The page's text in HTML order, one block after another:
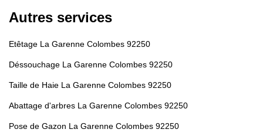
Autres services
Etêtage La Garenne Colombes 92250
Déssouchage La Garenne Colombes 92250
Taille de Haie La Garenne Colombes 92250
Abattage d'arbres La Garenne Colombes 92250
Pose de Gazon La Garenne Colombes 92250